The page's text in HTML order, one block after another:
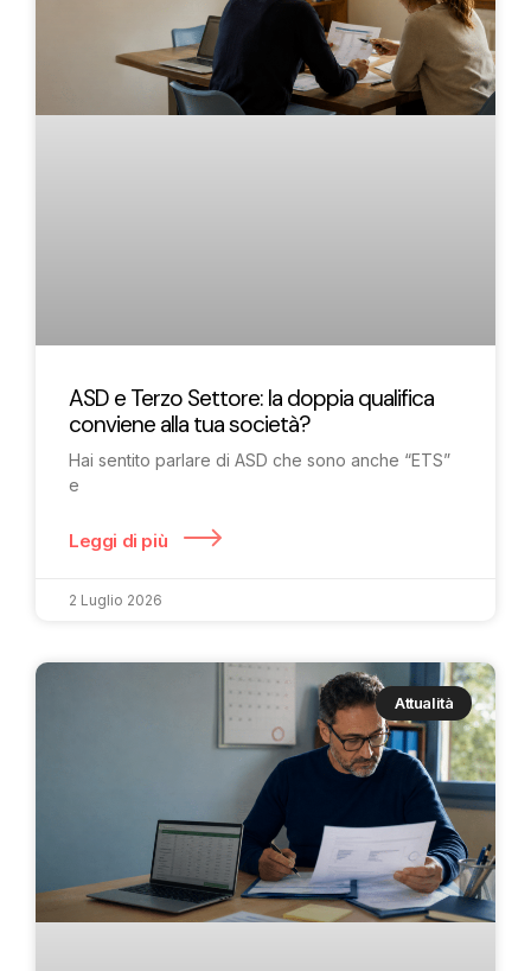
ASD e Terzo Settore: la doppia qualifica
conviene alla tua società?
Hai sentito parlare di ASD che sono anche “ETS”
e
Leggi di più
2 Luglio 2026
Attualità